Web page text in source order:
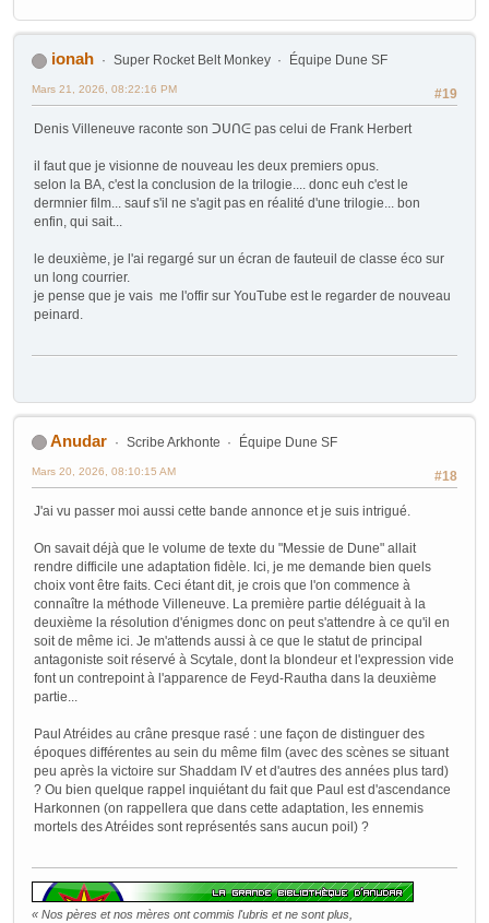
ionah Super Rocket Belt Monkey Équipe Dune SF
#19
Mars 21, 2026, 08:22:16 PM
Denis Villeneuve raconte son ᑐᑌᑎᕮ pas celui de Frank Herbert
il faut que je visionne de nouveau les deux premiers opus.
selon la BA, c'est la conclusion de la trilogie.... donc euh c'est le
dermnier film... sauf s'il ne s'agit pas en réalité d'une trilogie... bon
enfin, qui sait...
le deuxième, je l'ai regargé sur un écran de fauteuil de classe éco sur
un long courrier.
je pense que je vais me l'offir sur YouTube est le regarder de nouveau
peinard.
Anudar Scribe Arkhonte Équipe Dune SF
#18
Mars 20, 2026, 08:10:15 AM
J'ai vu passer moi aussi cette bande annonce et je suis intrigué.
On savait déjà que le volume de texte du "Messie de Dune" allait
rendre difficile une adaptation fidèle. Ici, je me demande bien quels
choix vont être faits. Ceci étant dit, je crois que l'on commence à
connaître la méthode Villeneuve. La première partie déléguait à la
deuxième la résolution d'énigmes donc on peut s'attendre à ce qu'il en
soit de même ici. Je m'attends aussi à ce que le statut de principal
antagoniste soit réservé à Scytale, dont la blondeur et l'expression vide
font un contrepoint à l'apparence de Feyd-Rautha dans la deuxième
partie...
Paul Atréides au crâne presque rasé : une façon de distinguer des
époques différentes au sein du même film (avec des scènes se situant
peu après la victoire sur Shaddam IV et d'autres des années plus tard)
? Ou bien quelque rappel inquiétant du fait que Paul est d'ascendance
Harkonnen (on rappellera que dans cette adaptation, les ennemis
mortels des Atréides sont représentés sans aucun poil) ?
« Nos pères et nos mères ont commis l'ubris et ne sont plus,